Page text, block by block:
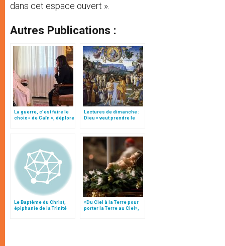
dans cet espace ouvert ».
Autres Publications :
La guerre, c’est faire le
choix « de Caïn », déplore
Lectures de dimanche :
Dieu « veut prendre le
Le Baptême du Christ,
épiphanie de la Trinité
«Du Ciel à la Terre pour
porter la Terre au Ciel»,